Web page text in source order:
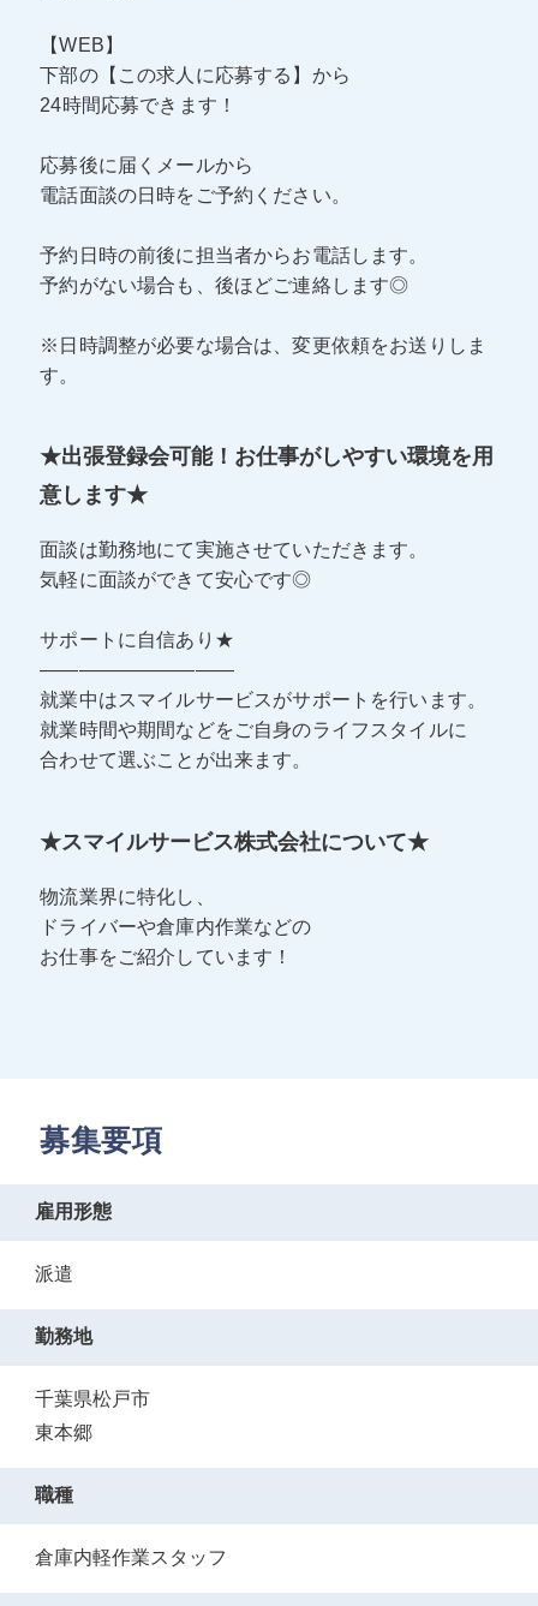
【WEB】
下部の【この求人に応募する】から
24時間応募できます！
応募後に届くメールから
電話面談の日時をご予約ください。
予約日時の前後に担当者からお電話します。
予約がない場合も、後ほどご連絡します◎
※日時調整が必要な場合は、変更依頼をお送りしま
す。
★出張登録会可能！お仕事がしやすい環境を用
意します★
面談は勤務地にて実施させていただきます。
気軽に面談ができて安心です◎
サポートに自信あり★
――――――――――
就業中はスマイルサービスがサポートを行います。
就業時間や期間などをご自身のライフスタイルに
合わせて選ぶことが出来ます。
★スマイルサービス株式会社について★
物流業界に特化し、
ドライバーや倉庫内作業などの
お仕事をご紹介しています！
募集要項
雇用形態
派遣
勤務地
千葉県松戸市
東本郷
職種
倉庫内軽作業スタッフ